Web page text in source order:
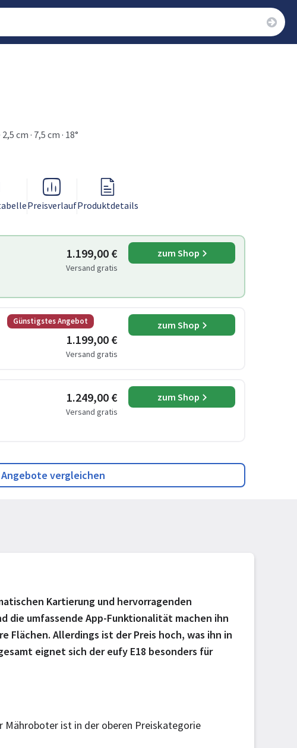
cm · 7,5 cm · 18°
PreisverlaufProduktdetails
1.199,00 €
Versand gratis
zum Shop
Günstigstes Angebot
1.199,00 €
Versand gratis
zum Shop
1.249,00 €
Versand gratis
zum Shop
Angebote vergleichen
Kartierung und hervorragenden
die umfassende App-Funktionalität machen ihn
Allerdings ist der Preis hoch, was ihn in
eignet sich der eufy E18 besonders für
Mähroboter ist in der oberen Preiskategorie